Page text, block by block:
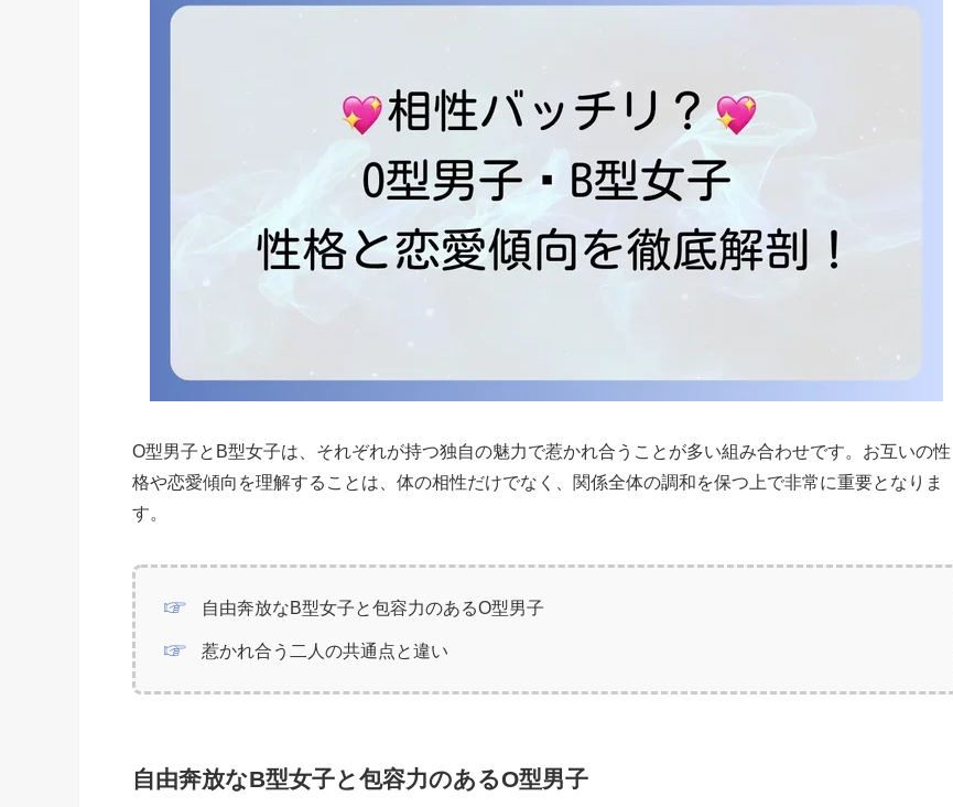
O型男子とB型女子は、それぞれが持つ独自の魅力で惹かれ合うことが多い組み合わせです。お互いの性
格や恋愛傾向を理解することは、体の相性だけでなく、関係全体の調和を保つ上で非常に重要となりま
す。
自由奔放なB型女子と包容力のあるO型男子
惹かれ合う二人の共通点と違い
自由奔放なB型女子と包容力のあるO型男子